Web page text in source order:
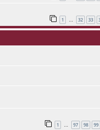
1 … 32 33
1 … 97 98 99